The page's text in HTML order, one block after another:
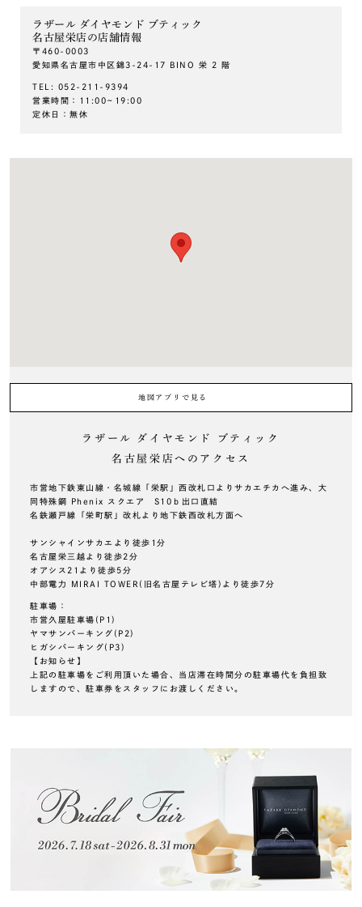
ラザール ダイヤモンド ブティック
名古屋栄店の店舗情報
〒460-0003
愛知県名古屋市中区錦3-24-17 BINO 栄 2 階
TEL: 052-211-9394
営業時間：11:00~19:00
定休日：無休
地図アプリで見る
ラザール ダイヤモンド ブティック
名古屋栄店へのアクセス
市営地下鉄東山線・名城線「栄駅」西改札口よりサカエチカへ進み、大
同特殊鋼 Phenix スクエア S10ｂ出口直結
名鉄瀬戸線「栄町駅」改札より地下鉄西改札方面へ
サンシャインサカエより徒歩1分
名古屋栄三越より徒歩2分
オアシス21より徒歩5分
中部電力 MIRAI TOWER(旧名古屋テレビ塔)より徒歩7分
駐車場：
市営久屋駐車場(P1)
ヤマサンパーキング(P2)
ヒガシパーキング(P3)
【お知らせ】
上記の駐車場をご利用頂いた場合、当店滞在時間分の駐車場代を負担致
しますので、駐車券をスタッフにお渡しください。